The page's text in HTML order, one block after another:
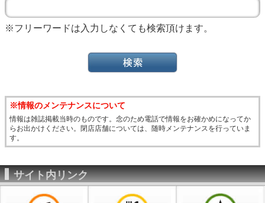
※フリーワードは入力しなくても検索頂けます。
※情報のメンテナンスについて
情報は雑誌掲載当時のものです。念のため電話で情報をお確かめになってか
らお出かけください。閉店店舗については、随時メンテナンスを行っていま
す。
サイト内リンク